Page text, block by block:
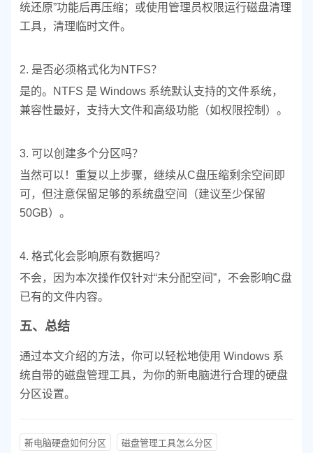
统还原”功能后再压缩； 或使用管理员权限运行磁盘清理
工具，清理临时文件。
2. 是否必须格式化为NTFS？
是的。NTFS 是 Windows 系统默认支持的文件系统，
兼容性最好，支持大文件和高级功能（如权限控制）。
3. 可以创建多个分区吗？
当然可以！重复以上步骤，继续从C盘压缩剩余空间即
可，但注意保留足够的系统盘空间（建议至少保留
50GB）。
4. 格式化会影响原有数据吗？
不会，因为本次操作仅针对“未分配空间”，不会影响C盘
已有的文件内容。
五、总结
通过本文介绍的方法，你可以轻松地使用 Windows 系
统自带的磁盘管理工具，为你的新电脑进行合理的硬盘
分区设置。
新电脑硬盘如何分区 磁盘管理工具怎么分区